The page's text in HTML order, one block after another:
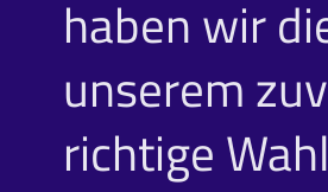
haben wir
unserem
richtige